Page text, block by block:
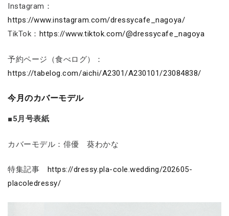
Instagram：
https://www.instagram.com/dressycafe_nagoya/
TikTok： https://www.tiktok.com/@dressycafe_nagoya
予約ページ（食べログ）：
https://tabelog.com/aichi/A2301/A230101/23084838/
今月のカバーモデル
■5月号表紙
カバーモデル：俳優 葵わかな
特集記事 https://dressy.pla-cole.wedding/202605-
placoledressy/